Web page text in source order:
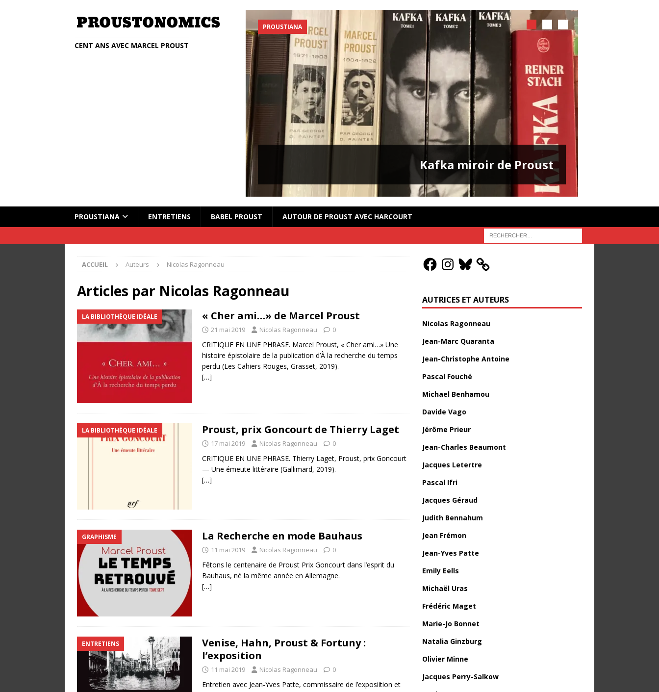
CENT ANS AVEC MARCEL PROUST
PROUSTIANA
Kafka miroir de Proust
PROUSTIANA ENTRETIENS BABEL PROUST AUTOUR DE PROUST AVEC HARCOURT
ACCUEIL Auteurs Nicolas Ragonneau
Articles par Nicolas Ragonneau
LA BIBLIOTHÈQUE IDÉALE « Cher ami…» de Marcel Proust
21 mai 2019 Nicolas Ragonneau 0
CRITIQUE EN UNE PHRASE. Marcel Proust, « Cher ami…» Une
histoire épistolaire de la publication d’À la recherche du temps
perdu (Les Cahiers Rouges, Grasset, 2019).
[…]
LA BIBLIOTHÈQUE IDÉALE Proust, prix Goncourt de Thierry Laget
17 mai 2019 Nicolas Ragonneau 0
CRITIQUE EN UNE PHRASE. Thierry Laget, Proust, prix Goncourt
— Une émeute littéraire (Gallimard, 2019).
[…]
GRAPHISME La Recherche en mode Bauhaus
11 mai 2019 Nicolas Ragonneau 0
Fêtons le centenaire de Proust Prix Goncourt dans l’esprit du
Bauhaus, né la même année en Allemagne.
[…]
ENTRETIENS
Venise, Hahn, Proust & Fortuny :
l’exposition
11 mai 2019 Nicolas Ragonneau 0
Entretien avec Jean-Yves Patte, commissaire de l’exposiition et
AUTRICES ET AUTEURS
Nicolas Ragonneau
Jean-Marc Quaranta
Jean-Christophe Antoine
Pascal Fouché
Michael Benhamou
Davide Vago
Jérôme Prieur
Jean-Charles Beaumont
Jacques Letertre
Pascal Ifri
Jacques Géraud
Judith Bennahum
Jean Frémon
Jean-Yves Patte
Emily Eells
Michaël Uras
Frédéric Maget
Marie-Jo Bonnet
Natalia Ginzburg
Olivier Minne
Jacques Perry-Salkow